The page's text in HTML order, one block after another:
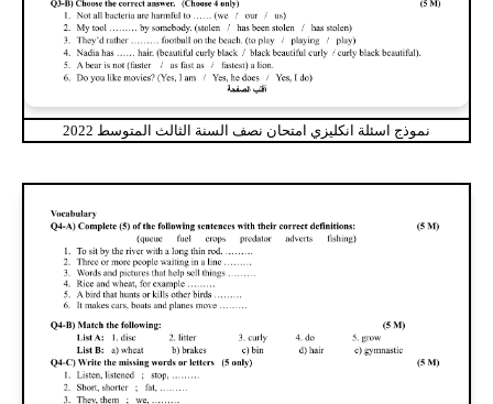
نموذج اسئلة انكليزي امتحان نصف السنة الثالث المتوسط 2022